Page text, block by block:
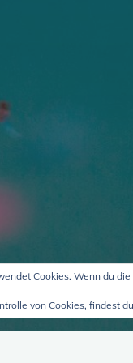
Cookies. Wenn du
von Cookies, findest